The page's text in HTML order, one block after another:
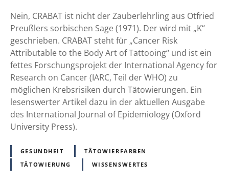
h
i
n
e
n
d
i
e
T
a
o
t
t
o
o
s
&
K
r
e
b
d
Nein, CRABAT ist nicht der Zauberlehrling aus Otfried
Preußlers sorbischen Sage (1971). Der wird mit „K“
geschrieben. CRABAT steht für „Cancer Risk
Attributable to the Body Art of Tattooing“ und ist ein
fettes Forschungsprojekt der International Agency for
Research on Cancer (IARC, Teil der WHO) zu
möglichen Krebsrisiken durch Tätowierungen. Ein
lesenswerter Artikel dazu in der aktuellen Ausgabe
des International Journal of Epidemiology (Oxford
University Press).
GESUNDHEIT
TÄTOWIERFARBEN
TÄTOWIERUNG
WISSENSWERTES